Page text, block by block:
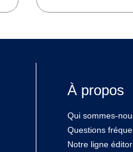
À propos
Qui sommes-
Questions
Notre ligne